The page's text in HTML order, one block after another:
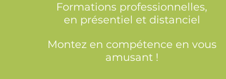
Formations professionnelles,
en présentiel et distanciel
Montez en compétence en vous
amusant !